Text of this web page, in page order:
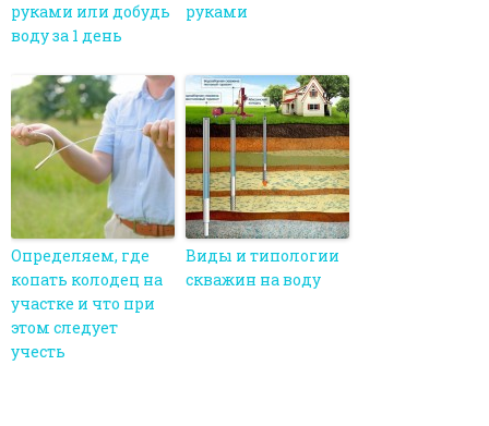
руками или добудь
воду за 1 день
руками
Определяем, где
копать колодец на
участке и что при
этом следует
учесть
Виды и типологии
скважин на воду